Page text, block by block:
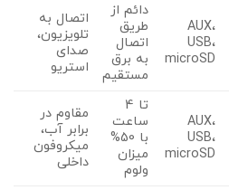
AUX،
USB،
microSD
دائم از
طریق
اتصال
به برق
مستقیم
اتصال به
تلویزیون،
صدای
استریو
AUX،
USB،
microSD
تا 4
ساعت
با 50%
میزان
ولوم
مقاوم در
برابر آب،
میکروفون
داخلی